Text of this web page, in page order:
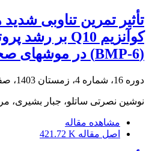
تأثیر تمرین تناوبی
(BMP-6) در موشهای صحرایی نر چاق
دوره 16، شماره 4، زمستان 1403، صفحه
نوشین نصرتی ساتلو، جبار بشیری،
مشاهده مقاله
اصل مقاله 421.72 K